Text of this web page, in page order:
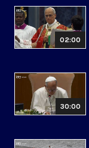
02:00
30:00